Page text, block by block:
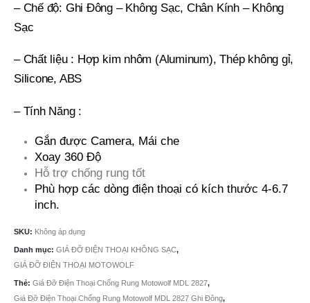
– Chế độ: Ghi Đông – Không Sạc, Chân Kính – Không
Sạc
– Chất liệu : Hợp kim nhôm (Aluminum), Thép không gỉ,
Silicone, ABS
– Tính Năng :
Gắn được Camera, Mái che
Xoay 360 Độ
Hỗ trợ chống rung tốt
Phù hợp các dòng điện thoại có kích thước 4-6.7
inch.
SKU: Không áp dụng
Danh mục: GIÁ ĐỠ ĐIỆN THOẠI KHÔNG SẠC,
GIÁ ĐỠ ĐIỆN THOẠI MOTOWOLF
Thẻ: Giá Đỡ Điện Thoại Chống Rung Motowolf MDL 2827,
Giá Đỡ Điện Thoại Chống Rung Motowolf MDL 2827 Ghi Đông,